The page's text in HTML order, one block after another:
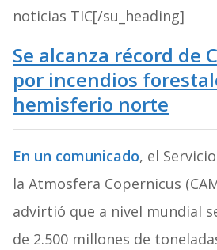
noticias TIC[/su_heading]
Se alcanza récord de
por incendios
hemisferio norte
En un comunicado, el
la Atmosfera Copernicus
advirtió que a nivel mundial
de 2.500 millones de